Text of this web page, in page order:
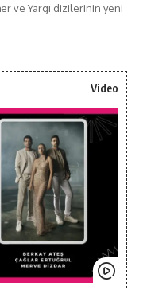
ve Yargı dizilerinin yeni
Video